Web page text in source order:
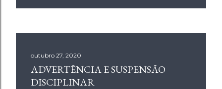
outubro 27, 2020
ADVERTÊNCIA E SUSPENSÃO
DISCIPLINAR